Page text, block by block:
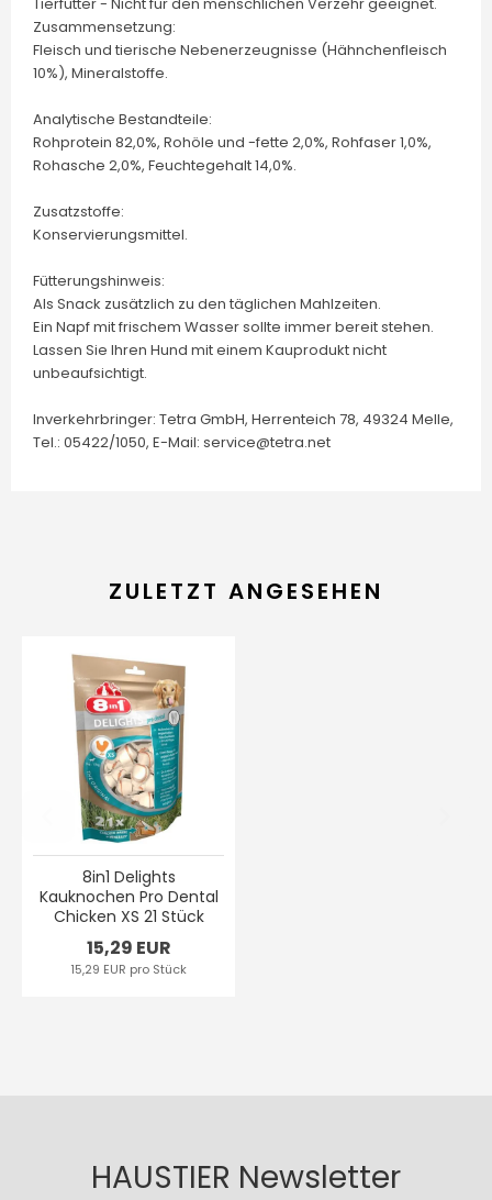
Zusammensetzung:
Fleisch und tierische Nebenerzeugnisse (Hähnchenfleisch
10%), Mineralstoffe.
Analytische Bestandteile:
Rohprotein 82,0%, Rohöle und -fette 2,0%, Rohfaser 1,0%,
Rohasche 2,0%, Feuchtegehalt 14,0%.
Zusatzstoffe:
Konservierungsmittel.
Fütterungshinweis:
Als Snack zusätzlich zu den täglichen Mahlzeiten.
Ein Napf mit frischem Wasser sollte immer bereit stehen.
Lassen Sie Ihren Hund mit einem Kauprodukt nicht
unbeaufsichtigt.
Inverkehrbringer: Tetra GmbH, Herrenteich 78, 49324 Melle,
Tel.: 05422/1050, E-Mail: service@tetra.net
ZULETZT ANGESEHEN
8in1 Delights
Kauknochen Pro Dental
Chicken XS 21 Stück
15,29 EUR
15,29 EUR pro Stück
HAUSTIER Newsletter